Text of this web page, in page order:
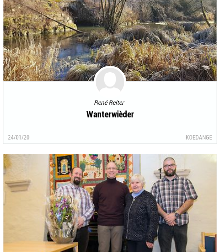
René Reiter
Wanterwièder
24/01/20 KOEDANGE